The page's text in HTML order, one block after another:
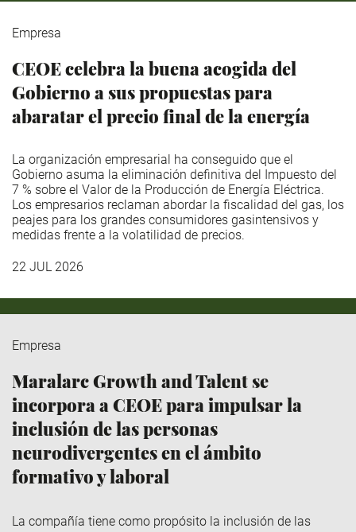
Empresa
CEOE celebra la buena acogida del
Gobierno a sus propuestas para
abaratar el precio final de la energía
La organización empresarial ha conseguido que el
Gobierno asuma la eliminación definitiva del Impuesto del
7 % sobre el Valor de la Producción de Energía Eléctrica.
Los empresarios reclaman abordar la fiscalidad del gas, los
peajes para los grandes consumidores gasintensivos y
medidas frente a la volatilidad de precios.
22 JUL 2026
Empresa
Maralarc Growth and Talent se
incorpora a CEOE para impulsar la
inclusión de las personas
neurodivergentes en el ámbito
formativo y laboral
La compañía tiene como propósito la inclusión de las